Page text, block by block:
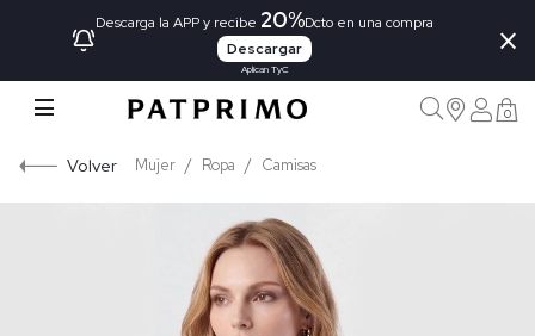
Descarga la APP y recibe 20%Dcto en una compra
Descargar
Aplican TyC
×
0
Volver Mujer Ropa Camisas